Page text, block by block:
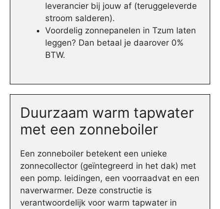
leverancier bij jouw af (teruggeleverde
stroom salderen).
Voordelig zonnepanelen in Tzum laten
leggen? Dan betaal je daarover 0%
BTW.
Duurzaam warm tapwater
met een zonneboiler
Een zonneboiler betekent een unieke
zonnecollector (geïntegreerd in het dak) met
een pomp. leidingen, een voorraadvat en een
naverwarmer. Deze constructie is
verantwoordelijk voor warm tapwater in